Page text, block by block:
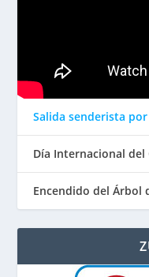
Salida senderista
Día Internacional del
Encendido del Árbol